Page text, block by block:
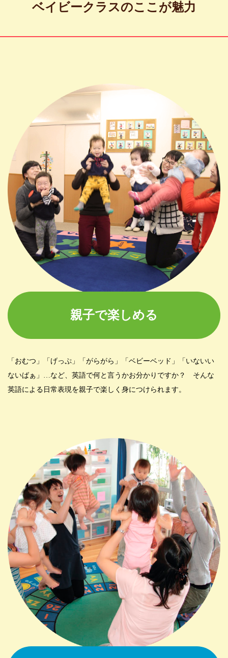
ベイビークラスのここが魅力
親子で楽しめる
「おむつ」「げっぷ」「がらがら」「ベビーベッド」「いないい
ないばぁ」…など、英語で何と言うかお分かりですか？ そんな
英語による日常表現を親子で楽しく身につけられます。